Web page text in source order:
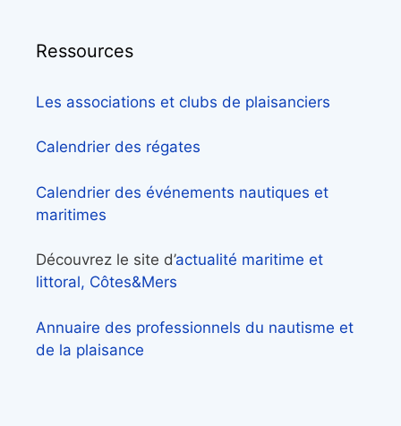
Ressources
Les associations et clubs de plaisanciers
Calendrier des régates
Calendrier des événements nautiques et
maritimes
Découvrez le site d’actualité maritime et
littoral, Côtes&Mers
Annuaire des professionnels du nautisme et
de la plaisance